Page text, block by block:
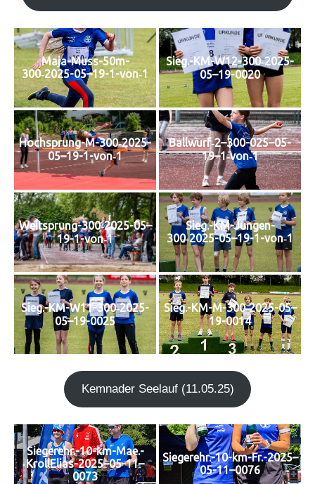
Maja-Muss-50m-
300‑2025-05–19-1-von‑1
Sieg.-KM-W12-300‑2025-
05–19-0020
Hochsprung-M-300‑2025-
05–19-1-von‑1
Ballwurf‑2–300-025–05-
19–1‑von‑1
Weitsprung-300‑2025-05–
19-1-von‑1
Sieg.-KM-Jungen-
300‑2025-05–19-1-von‑1
Sieg.-KM-W11-300‑2025-
05–19-0025
Sieg.-KM-M-300‑2025-05–
19-0014
Kem­n­ader See­lauf (11.05.25)
Siegerehr.-10-km-Mae.-
KrollElias-2025–05-11–
0073
Siegerehr.-10-km-Fr.-2025–
05-11–0076